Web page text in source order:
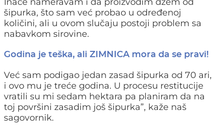
šipurka, što sam već probao u određenoj
količini, ali u ovom slučaju postoji problem sa
nabavkom sirovine.
Godina je teška, ali ZIMNICA mora da se pravi!
Već sam podigao jedan zasad šipurka od 70 ari,
i ovo mu je treće godina. U procesu restitucije
vratili su mi sedam hektara pa planiram da na
toj površini zasadim još šipurka”, kaže naš
sagovornik.